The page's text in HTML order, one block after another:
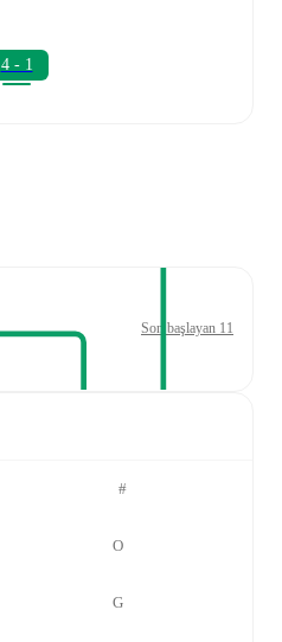
4 - 1
Son başlayan 11
#
O
G